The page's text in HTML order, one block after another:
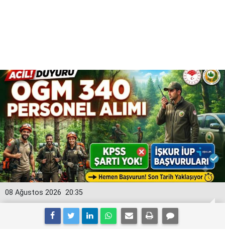
20:35
08 Ağustos 2026